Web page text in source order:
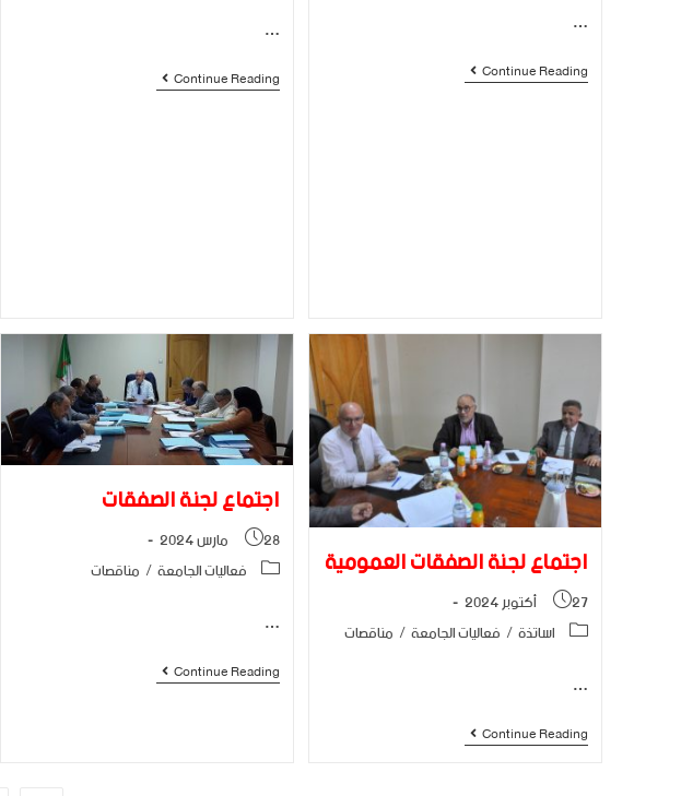
…
Continue Reading
…
Continue Reading
اجتماع لجنة الصفقات العمومية
27 أكتوبر 2024
اساتذة/ فعاليات الجامعة/ مناقصات
…
Continue Reading
اجتماع لجنة الصفقات
28 مارس 2024
فعاليات الجامعة/ مناقصات
…
Continue Reading